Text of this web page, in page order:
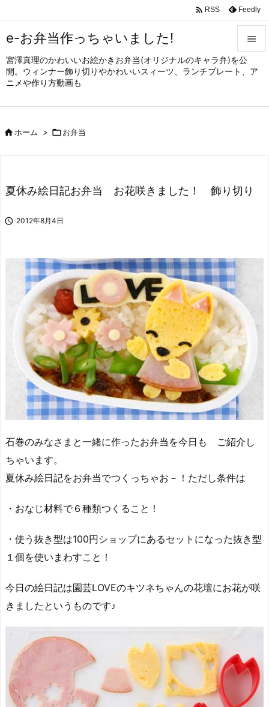
e-お弁当作っちゃいました!
宮澤真理のかわいいお絵かきお弁当(オリジナルのキャラ弁)を公
開。ウィンナー飾り切りやかわいいスィーツ、ランチプレート、ア
ニメや作り方動画も


メニュ
サイド


検索
 RSS Feedly
ホーム > お弁当
夏休み絵日記お弁当 お花咲きました！ 飾り切り
 2012年8月4日
石巻のみなさまと一緒に作ったお弁当を今日も ご紹介し
ちゃいます。
夏休み絵日記をお弁当でつくっちゃお－！ただし条件は
・おなじ材料で６種類つくること！
・使う抜き型は100円ショップにあるセットになった抜き型
１個を使いまわすこと！
今日の絵日記は園芸LOVEのキツネちゃんの花壇にお花が咲
きましたというものです♪